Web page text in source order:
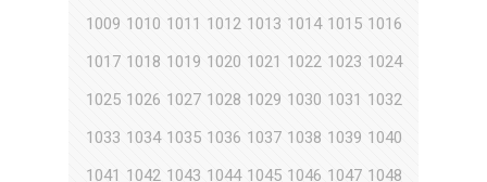
1009 1010 1011 1012 1013 1014 1015 1016
1017 1018 1019 1020 1021 1022 1023 1024
1025 1026 1027 1028 1029 1030 1031 1032
1033 1034 1035 1036 1037 1038 1039 1040
1041 1042 1043 1044 1045 1046 1047 1048